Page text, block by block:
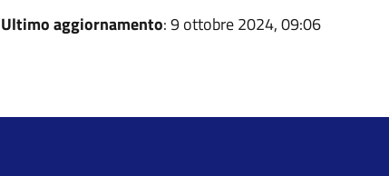
Ultimo aggiornamento: 9 ottobre 2024, 09:06